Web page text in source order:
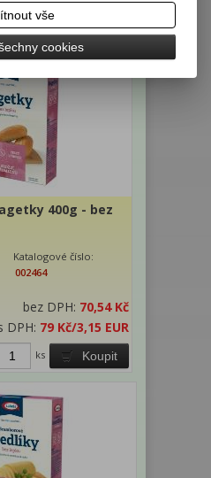
ks
400g - bez
Katalogové číslo:
002464
bez DPH: 70,54 Kč
DPH: 79 Kč/3,15 EUR
Koupit
ks
vše
cookies